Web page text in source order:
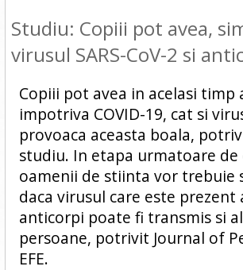
Studiu: Copiii pot avea,
virusul SARS-CoV-2 si
Copiii pot avea in acelasi
impotriva COVID-19, cat si
provoaca aceasta boala,
studiu. In etapa urmatoare de
oamenii de stiinta vor trebuie
daca virusul care este prezent
anticorpi poate fi transmis si
persoane, potrivit Journal of
EFE.